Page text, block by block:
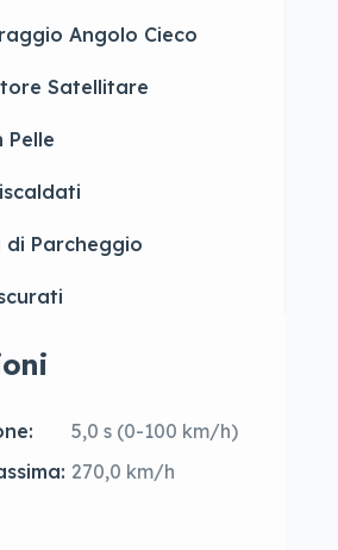
Angolo Cieco
Satellitare
Pelle
di Parcheggio
5,0 s (0-100 km/h)
270,0 km/h